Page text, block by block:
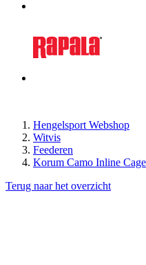
Hengelsport Webshop
Witvis
Feederen
Korum Camo Inline Cage
Terug naar het overzicht